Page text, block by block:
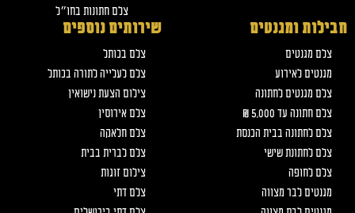
צלם חתונות בחו״ל
חבילות ומגנטים
צלם מגנטים
מגנטים לאירוע
צלם מגנטים לחתונה
צלם חתונה עד 5,000 ₪
צלם לחתונה בבית הכנסת
צלם לחתונת שישי
צלם לחופה
מגנטים לבר מצווה
שירותים נוספים
צלם בכותל
צלם לעלייה לתורה בכותל
צילום הצעת נישואין
צלם אירוסין
צלם חלאקה
צלם לברית בבית
צילום זוגות
צלם דתי